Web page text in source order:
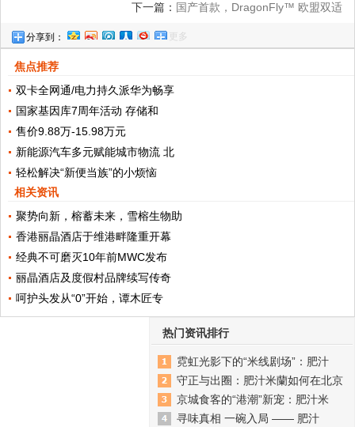
下一篇： 国产首款，DragonFly™ 欧盟双适
分享到： 更多
焦点推荐
双卡全网通/电力持久派华为畅享
国家基因库7周年活动 存储和
售价9.88万-15.98万元
新能源汽车多元赋能城市物流 北
轻松解决“新便当族”的小烦恼
相关资讯
聚势向新，榕蓄未来，雪榕生物助
香港丽晶酒店于维港畔隆重开幕
经典不可磨灭10年前MWC发布
丽晶酒店及度假村品牌续写传奇
呵护头发从“0”开始，谭木匠专
热门资讯排行
霓虹光影下的“米线剧场”：肥汁
守正与出圈：肥汁米蘭如何在北京
京城食客的“港潮”新宠：肥汁米
寻味真相 一碗入局 —— 肥汁